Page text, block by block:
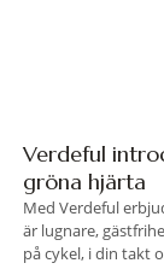
Verdeful
gröna hjärta
Med Verdeful
är lugnare,
på cykel, i din takt